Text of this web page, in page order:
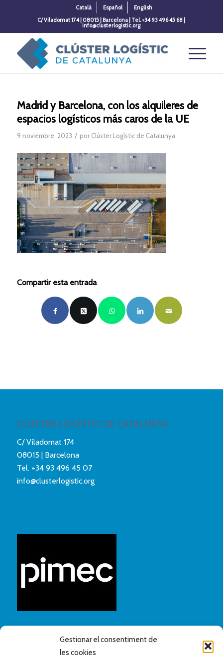
Gestionar el consentiment de
les cookies
Català Español
English
C/ Viladomat 174 | 08015 | Barcelona | Tel. +34 93 496 45 68 |
info@clusterlogistic.org
Madrid y Barcelona, con los alquileres de
espacios logísticos más caros de la UE
9 noviembre, 2023 / por Clúster Logístic de Catalunya
Compartir esta entrada
CLÚSTER LOGÍSTIC DE CATALUNYA
C/ Viladomat 174
08015 | Barcelona
Tel. +34 93 496 45 07
info@clusterlogistic.org